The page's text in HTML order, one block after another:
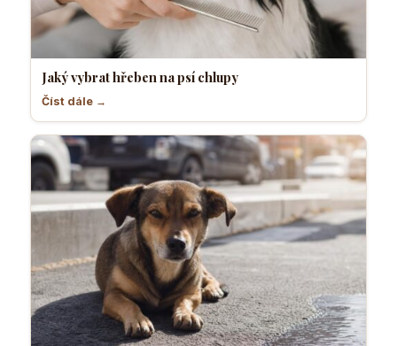
Jaký vybrat hřeben na psí chlupy
Číst dále →